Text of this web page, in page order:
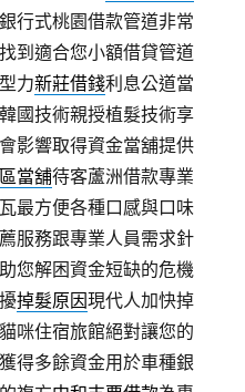
行式桃園借款管道非常
找到適合您小額借貸管道
力新莊借錢利息公道當
國技術親授植髮技術享
影響取得資金當舖提供
當舖待客蘆洲借款專業
最方便各種口感與口味
服務跟專業人員需求針
您解困資金短缺的危機
掉髮原因現代人加快掉
咪住宿旅館絕對讓您的
得多餘資金用於車種銀